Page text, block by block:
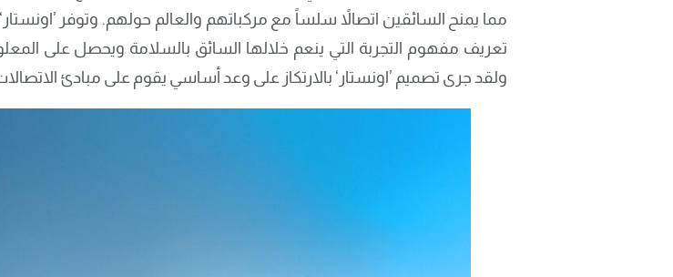
مما يمنح السائقين اتصالاً سلساً مع مركباتهم والعالم حولهم. وتوفر
تعريف مفهوم التجربة التي ينعم خلالها السائق بالسلامة ويحصل على
ولقد جرى تصميم ’اونستار‘ بالارتكاز على وعد أساسي يقوم على مبادئ